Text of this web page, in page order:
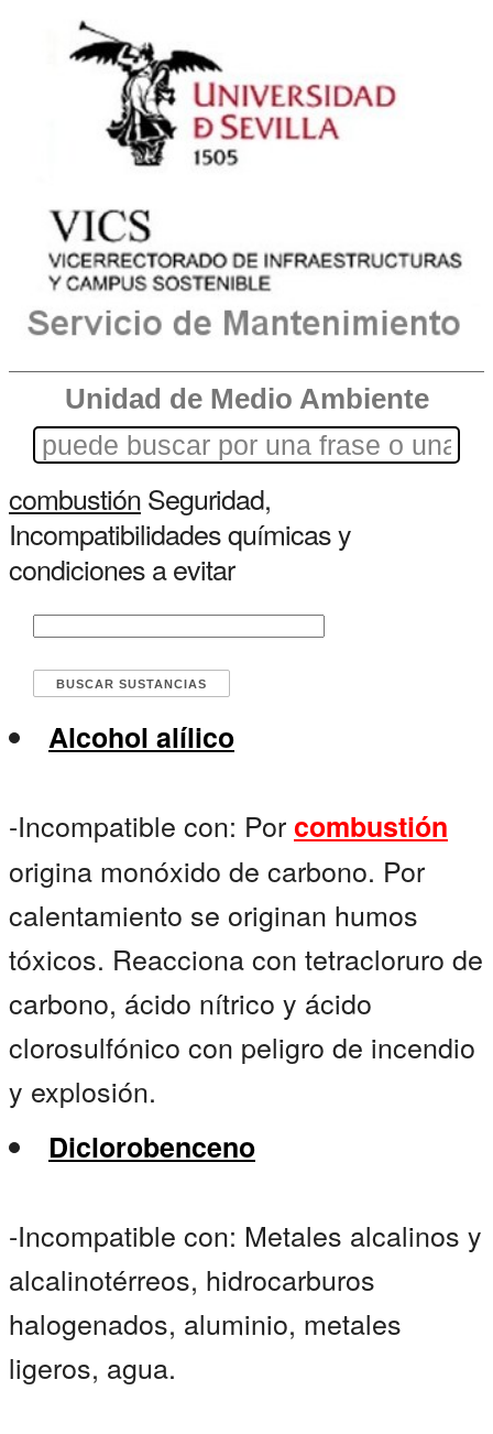
Unidad de Medio Ambiente
combustiónSeguridad,
Incompatibilidades químicas y
condiciones a evitar
Alcohol alílico
-Incompatible con: Porcombustión
origina monóxido de carbono. Por
calentamiento se originan humos
tóxicos. Reacciona con tetracloruro de
carbono, ácido nítrico y ácido
clorosulfónico con peligro de incendio
y explosión.
Diclorobenceno
-Incompatible con: Metales alcalinos y
alcalinotérreos, hidrocarburos
halogenados, aluminio, metales
ligeros, agua.